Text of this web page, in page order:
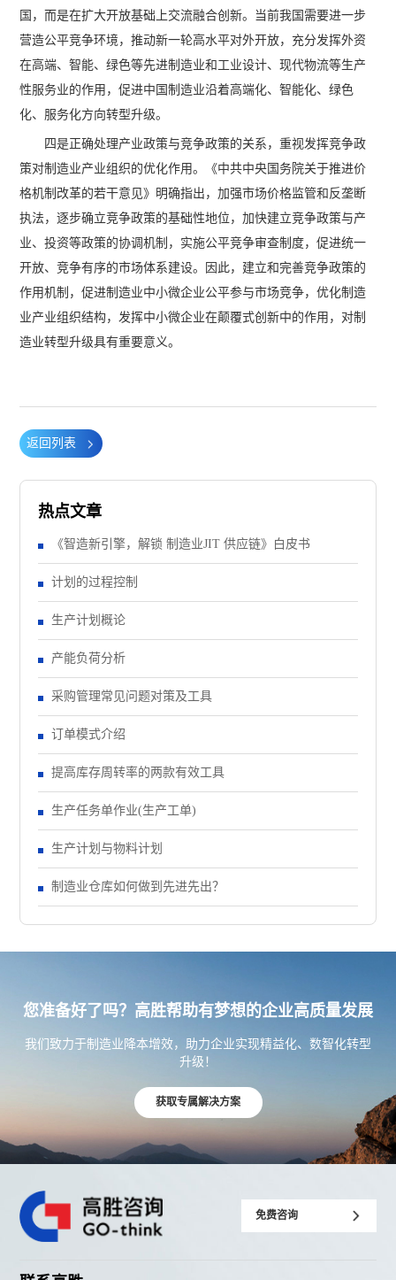
国，而是在扩大开放基础上交流融合创新。当前我国需要进一步
营造公平竞争环境，推动新一轮高水平对外开放，充分发挥外资
在高端、智能、绿色等先进制造业和工业设计、现代物流等生产
性服务业的作用，促进中国制造业沿着高端化、智能化、绿色
化、服务化方向转型升级。
四是正确处理产业政策与竞争政策的关系，重视发挥竞争政
策对制造业产业组织的优化作用。《中共中央国务院关于推进价
格机制改革的若干意见》明确指出，加强市场价格监管和反垄断
执法，逐步确立竞争政策的基础性地位，加快建立竞争政策与产
业、投资等政策的协调机制，实施公平竞争审查制度，促进统一
开放、竞争有序的市场体系建设。因此，建立和完善竞争政策的
作用机制，促进制造业中小微企业公平参与市场竞争，优化制造
业产业组织结构，发挥中小微企业在颠覆式创新中的作用，对制
造业转型升级具有重要意义。
返回列表
热点文章
《智造新引擎，解锁 制造业JIT 供应链》白皮书
计划的过程控制
生产计划概论
产能负荷分析
采购管理常见问题对策及工具
订单模式介绍
提高库存周转率的两款有效工具
生产任务单作业(生产工单)
生产计划与物料计划
制造业仓库如何做到先进先出？
您准备好了吗？高胜帮助有梦想的企业高质量发展
我们致力于制造业降本增效，助力企业实现精益化、数智化转型
升级！
获取专属解决方案
免费咨询